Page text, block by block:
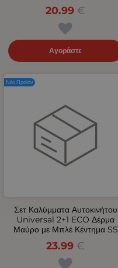
20.99 €
Αγοράστε
Σετ Καλύμματα Αυτοκινήτου
Universal 2+1 ECO Δέρμα
Μαύρο με Μπλέ Κέντημα SS
23.99 €
Νέο Προϊόν